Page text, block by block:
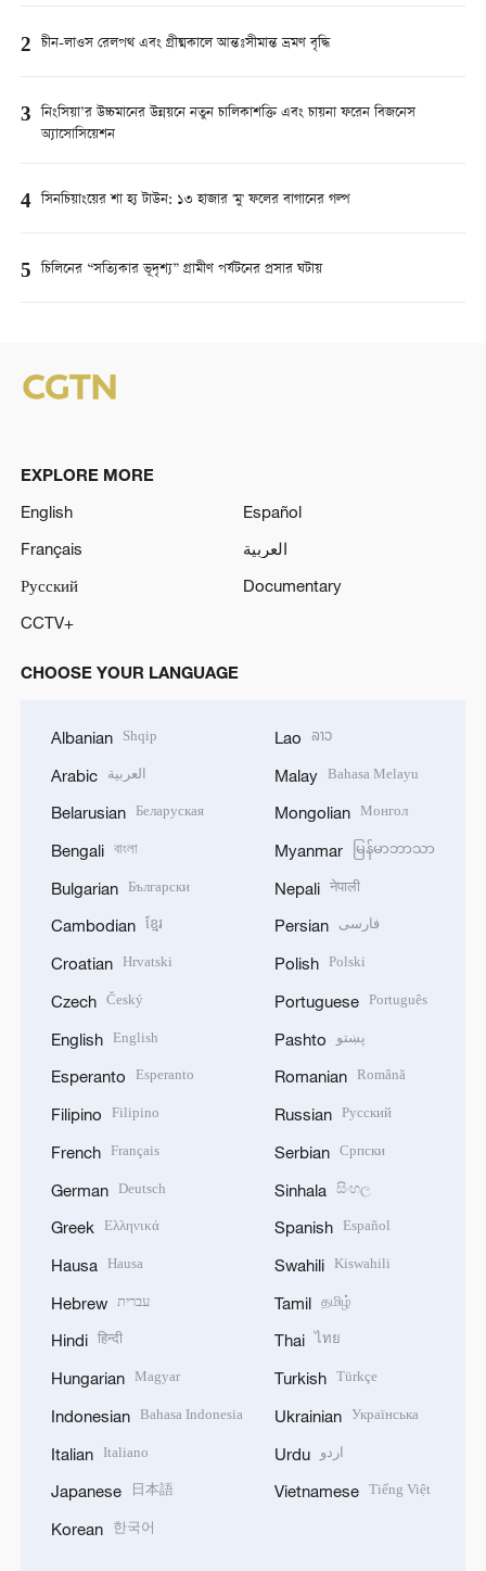
2 চীন-লাওস রেলপথ এবং গ্রীষ্মকালে আন্তঃসীমান্ত ভ্রমণ বৃদ্ধি
3 নিংসিয়া’র উচ্চমানের উন্নয়নে নতুন চালিকাশক্তি এবং চায়না ফরেন বিজনেস
অ্যাসোসিয়েশন
4 সিনচিয়াংয়ের শা হ্য টাউন: ১৩ হাজার 'মু' ফলের বাগানের গল্প
5 চিলিনের “সত্যিকার ভূদৃশ্য” গ্রামীণ পর্যটনের প্রসার ঘটায়
EXPLORE MORE
English
Español
Français
العربية
Русский
Documentary
CCTV+
CHOOSE YOUR LANGUAGE
Albanian Shqip
Arabic العربية
Belarusian Беларуская
Bengali বাংলা
Bulgarian Български
Cambodian ខ្មែរ
Croatian Hrvatski
Czech Český
English English
Esperanto Esperanto
Filipino Filipino
French Français
German Deutsch
Greek Ελληνικά
Hausa Hausa
Hebrew עברית
Hindi हिन्दी
Hungarian Magyar
Indonesian Bahasa Indonesia
Italian Italiano
Japanese 日本語
Korean 한국어
Lao ລາວ
Malay Bahasa Melayu
Mongolian Монгол
Myanmar မြန်မာဘာသာ
Nepali नेपाली
Persian فارسی
Polish Polski
Portuguese Português
Pashto پښتو
Romanian Română
Russian Русский
Serbian Српски
Sinhala සිංහල
Spanish Español
Swahili Kiswahili
Tamil தமிழ்
Thai ไทย
Turkish Türkçe
Ukrainian Українська
Urdu اردو
Vietnamese Tiếng Việt